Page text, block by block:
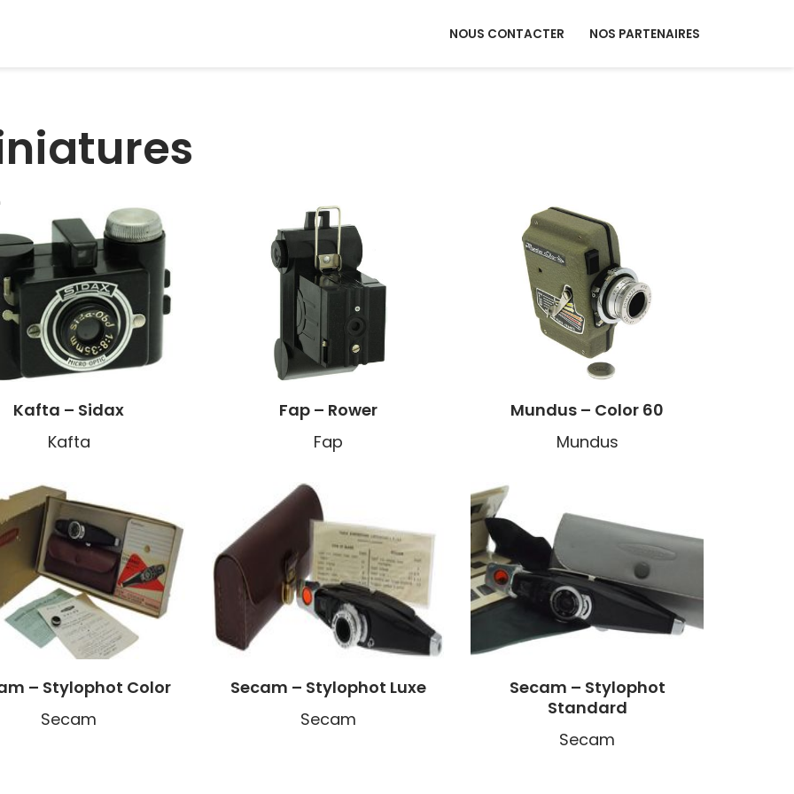
NOUS CONTACTER NOS PARTENAIRES
Kafta – Sidax
Kafta
Fap – Rower
Fap
Mundus – Color 60
Mundus
– Stylophot Color
Secam
Secam – Stylophot Luxe
Secam
Secam – Stylophot
Standard
Secam